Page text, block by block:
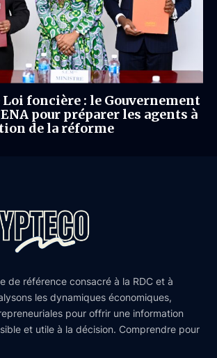
Loi foncière : le Gouvernement
pour préparer les agents à
de la réforme
de référence consacré à la RDC et à
les dynamiques économiques,
pour offrir une information
et utile à la décision. Comprendre pour